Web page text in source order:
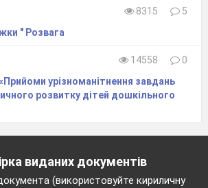
8315
5
" Розвага
14558
0
урізноманітнення завдань
розвитку дітей дошкільного
виданих документів
(використовуйте кириличну